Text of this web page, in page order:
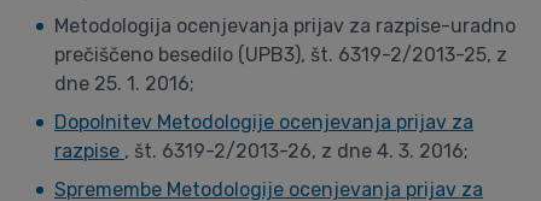
Metodologija ocenjevanja prijav za razpise-uradno
prečiščeno besedilo (UPB3), št. 6319-2/2013-25, z
dne 25. 1. 2016;
Dopolnitev Metodologije ocenjevanja prijav za
razpise , št. 6319-2/2013-26, z dne 4. 3. 2016;
Spremembe Metodologije ocenjevanja prijav za